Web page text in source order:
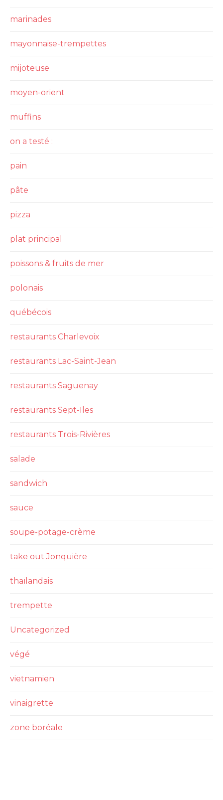
marinades
mayonnaise-trempettes
mijoteuse
moyen-orient
muffins
on a testé :
pain
pâte
pizza
plat principal
poissons & fruits de mer
polonais
québécois
restaurants Charlevoix
restaurants Lac-Saint-Jean
restaurants Saguenay
restaurants Sept-Iles
restaurants Trois-Rivières
salade
sandwich
sauce
soupe-potage-crème
take out Jonquière
thaïlandais
trempette
Uncategorized
végé
vietnamien
vinaigrette
zone boréale